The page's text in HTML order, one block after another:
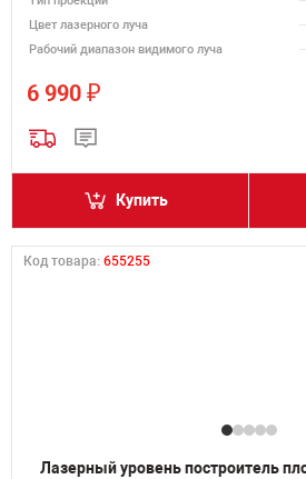
Цвет лазерного луча
Рабочий диапазон видимого луча
6 990 ₽
Купить
Код товара: 655255
Лазерный уровень построитель